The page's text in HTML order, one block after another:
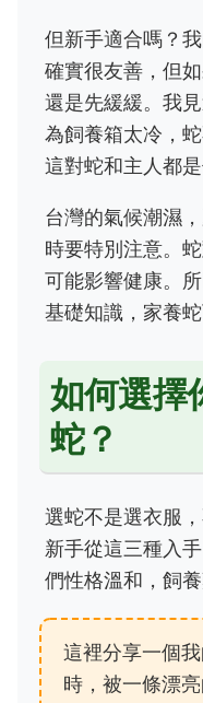
但新手適合嗎？
確實很友善，但
還是先緩緩。我
為飼養箱太冷，
這對蛇和主人都是
台灣的氣候潮濕
時要特別注意。
可能影響健康。
基礎知識，家養
如何選擇
蛇？
選蛇不是選衣服
新手從這三種入
們性格溫和，飼
這裡分享一個
時，被一條漂